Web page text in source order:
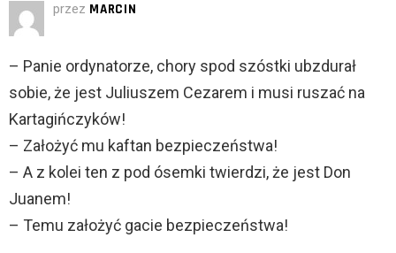
przez MARCIN
– Panie ordynatorze, chory spod szóstki ubzdurał
sobie, że jest Juliuszem Cezarem i musi ruszać na
Kartagińczyków!
– Założyć mu kaftan bezpieczeństwa!
– A z kolei ten z pod ósemki twierdzi, że jest Don
Juanem!
– Temu założyć gacie bezpieczeństwa!